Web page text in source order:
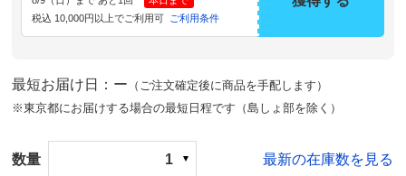
税込 10,000円以上でご利用可 ご利用条件
最短お届け日：ー （ご注文確定後に商品を手配します）
※東京都にお届けする場合の最短日程です（島しょ部を除く）
数量 1 最新の在庫数を見る